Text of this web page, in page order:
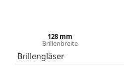
Entdecken Sie das
unserenBrillen-Ratgeber
128 mm
Brillenbreite
Brillengläser